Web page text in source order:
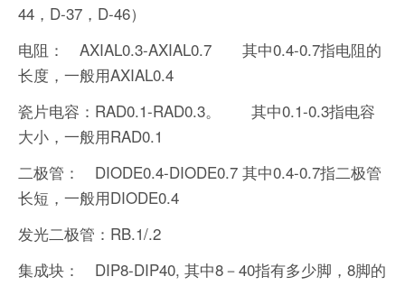
44，D-37，D-46）
电阻： AXIAL0.3-AXIAL0.7 其中0.4-0.7指电阻的
长度，一般用AXIAL0.4
瓷片电容：RAD0.1-RAD0.3。 其中0.1-0.3指电容
大小，一般用RAD0.1
二极管： DIODE0.4-DIODE0.7 其中0.4-0.7指二极管
长短，一般用DIODE0.4
发光二极管：RB.1/.2
集成块： DIP8-DIP40, 其中8－40指有多少脚，8脚的